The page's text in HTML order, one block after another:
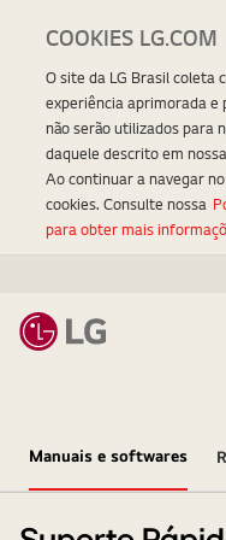
Manuais e softwares
COOKIES LG.COM
O site da LG Brasil coleta
experiência aprimorada e
não serão utilizados para
daquele descrito em
Ao continuar a navegar
cookies. Consulte nossa
para obter mais